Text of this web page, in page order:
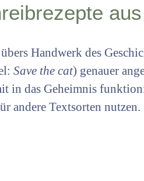
Handwerk des
Save the cat) genauer
in das Geheimnis
andere Textsorten nutzen.